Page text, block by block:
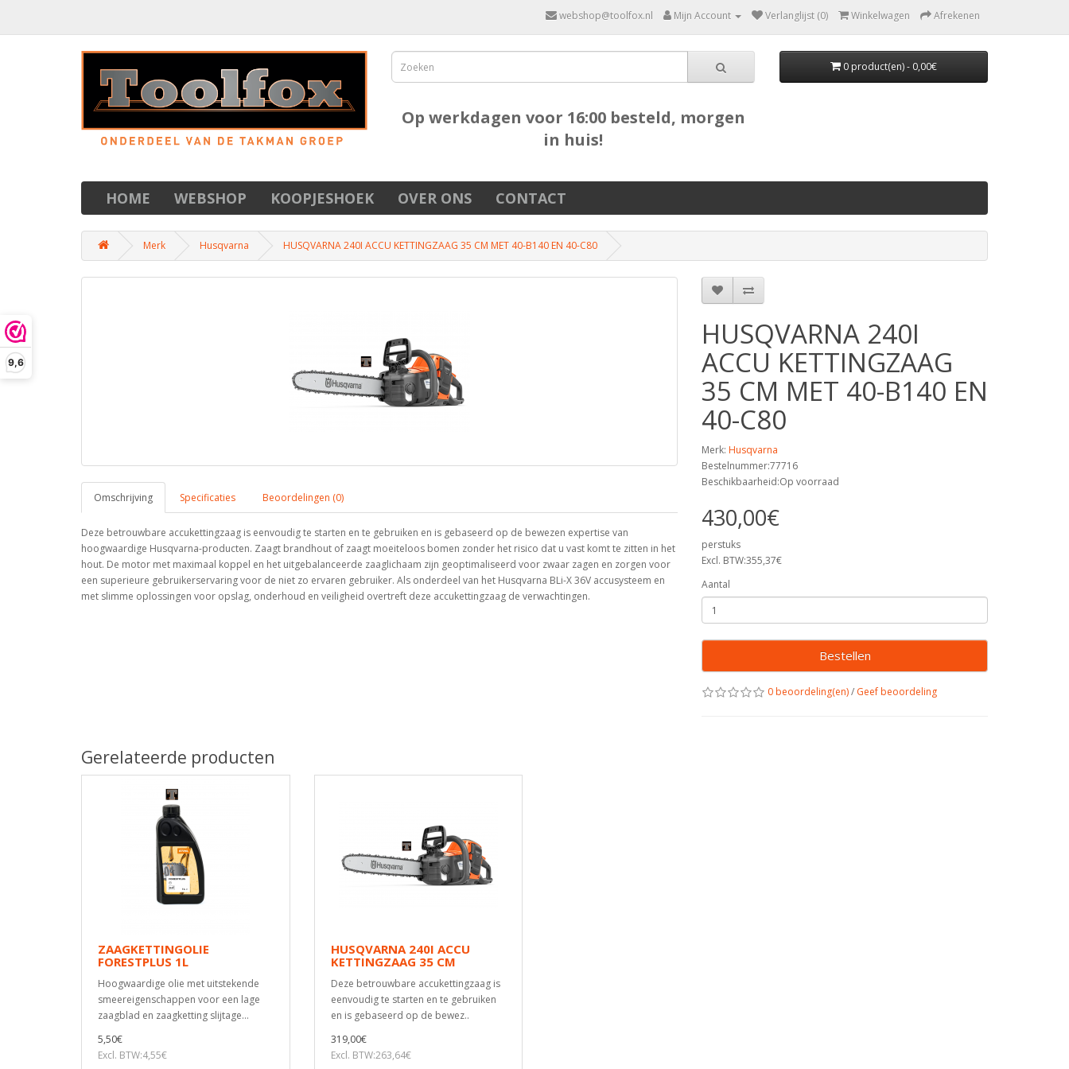
9,6
webshop@toolfox.nl Mijn Account Verlanglijst (0) Winkelwagen Afrekenen
Op werkdagen voor 16:00 besteld, morgen
in huis!
0 product(en) - 0,00€
HOME WEBSHOP KOOPJESHOEK OVER ONS CONTACT
Merk Husqvarna HUSQVARNA 240I ACCU KETTINGZAAG 35 CM MET 40-B140 EN 40-C80
Omschrijving Specificaties Beoordelingen (0)
Deze betrouwbare accukettingzaag is eenvoudig te starten en te gebruiken en is gebaseerd op de bewezen expertise van
hoogwaardige Husqvarna-producten. Zaagt brandhout of zaagt moeiteloos bomen zonder het risico dat u vast komt te zitten in het
hout. De motor met maximaal koppel en het uitgebalanceerde zaaglichaam zijn geoptimaliseerd voor zwaar zagen en zorgen voor
een superieure gebruikerservaring voor de niet zo ervaren gebruiker. Als onderdeel van het Husqvarna BLi-X 36V accusysteem en
met slimme oplossingen voor opslag, onderhoud en veiligheid overtreft deze accukettingzaag de verwachtingen.
HUSQVARNA 240I
ACCU KETTINGZAAG
35 CM MET 40-B140 EN
40-C80
Merk: Husqvarna
Bestelnummer:77716
Beschikbaarheid:Op voorraad
430,00€
perstuks
Excl. BTW:355,37€
Aantal
Bestellen
0 beoordeling(en)/ Geef beoordeling
Gerelateerde producten
ZAAGKETTINGOLIE
FORESTPLUS 1L
Hoogwaardige olie met uitstekende
smeereigenschappen voor een lage
zaagblad en zaagketting slijtage...
5,50€
Excl. BTW:4,55€
HUSQVARNA 240I ACCU
KETTINGZAAG 35 CM
Deze betrouwbare accukettingzaag is
eenvoudig te starten en te gebruiken
en is gebaseerd op de bewez..
319,00€
Excl. BTW:263,64€